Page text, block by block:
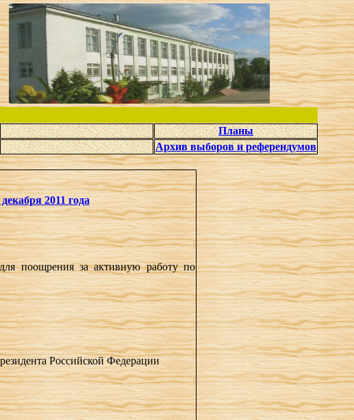
Планы
Архив выборов и референдумов
2011 года
поощрения за активную работу по
Российской Федерации